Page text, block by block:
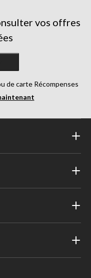
vos offres
de carte Récompenses